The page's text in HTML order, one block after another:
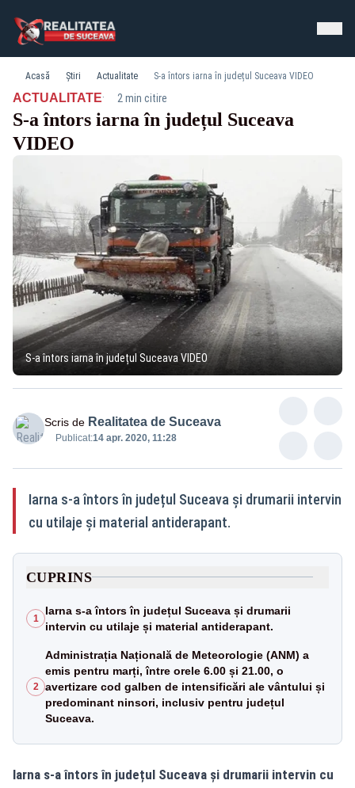
Acasă Știri Actualitate S-a întors iarna în județul Suceava VIDEO
ACTUALITATE· 2 min citire
S-a întors iarna în județul Suceava
VIDEO
S-a întors iarna în județul Suceava VIDEO
Scris de Realitatea de Suceava
Publicat:14 apr. 2020, 11:28
Iarna s-a întors în județul Suceava și drumarii intervin
cu utilaje și material antiderapant.
CUPRINS
1
Iarna s-a întors în județul Suceava și drumarii
intervin cu utilaje și material antiderapant.
2
Administrația Națională de Meteorologie (ANM) a
emis pentru marți, între orele 6.00 și 21.00, o
avertizare cod galben de intensificări ale vântului și
predominant ninsori, inclusiv pentru județul
Suceava.
Iarna s-a întors în județul Suceava și drumarii intervin cu